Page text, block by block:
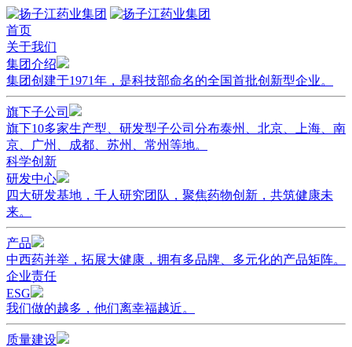
首页
关于我们
集团介绍
集团创建于1971年，是科技部命名的全国首批创新型企业。
旗下子公司
旗下10多家生产型、研发型子公司分布泰州、北京、上海、南
京、广州、成都、苏州、常州等地。
科学创新
研发中心
四大研发基地，千人研究团队，聚焦药物创新，共筑健康未
来。
产品
中西药并举，拓展大健康，拥有多品牌、多元化的产品矩阵。
企业责任
ESG
我们做的越多，他们离幸福越近。
质量建设